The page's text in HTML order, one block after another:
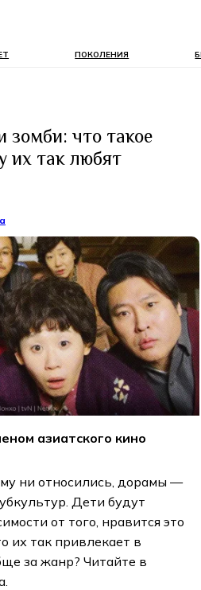
ПОКОЛЕНИЯ
зомби: что такое
их так любят
азиатского кино
ни относились, дорамы —
Дети будут
от того, нравится это
их так привлекает в
за жанр? Читайте в